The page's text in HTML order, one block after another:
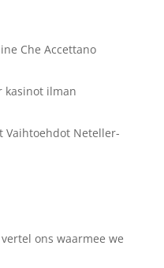
Che Accettano
kasinot ilman
Vaihtoehdot Neteller-
ons waarmee we